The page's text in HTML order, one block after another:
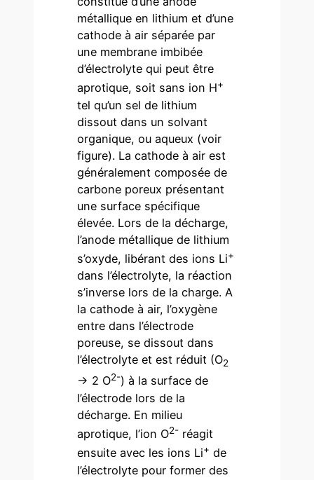
métallique en lithium et d’une
cathode à air séparée par
une membrane imbibée
d’électrolyte qui peut être
aprotique, soit sans ion H+
tel qu’un sel de lithium
dissout dans un solvant
organique, ou aqueux (voir
figure). La cathode à air est
généralement composée de
carbone poreux présentant
une surface spécifique
élevée. Lors de la décharge,
l’anode métallique de lithium
s’oxyde, libérant des ions Li+
dans l’électrolyte, la réaction
s’inverse lors de la charge. A
la cathode à air, l’oxygène
entre dans l’électrode
poreuse, se dissout dans
l’électrolyte et est réduit (O2
→ 2 O2-) à la surface de
l’électrode lors de la
décharge. En milieu
aprotique, l’ion O2- réagit
ensuite avec les ions Li+ de
l’électrolyte pour former des